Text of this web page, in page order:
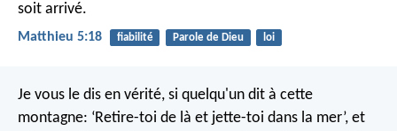
soit arrivé.
Matthieu 5:18 fiabilité Parole de Dieu loi
Je vous le dis en vérité, si quelqu'un dit à cette
montagne: ‘Retire-toi de là et jette-toi dans la mer’, et